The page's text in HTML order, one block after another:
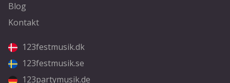
Blog
Kontakt
123festmusik.dk
123festmusik.se
123partymusik.de